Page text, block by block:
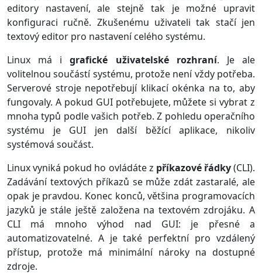
editory nastavení, ale stejně tak je možné upravit
konfiguraci ručně. Zkušenému uživateli tak stačí jen
textový editor pro nastavení celého systému.
Linux má igrafické uživatelské rozhraní. Je ale
volitelnou součástí systému, protože není vždy potřeba.
Serverové stroje nepotřebují klikací okénka na to, aby
fungovaly. A pokud GUI potřebujete, můžete si vybrat z
mnoha typů podle vašich potřeb. Z pohledu operačního
systému je GUI jen další běžící aplikace, nikoliv
systémová součást.
Linux vyniká pokud ho ovládáte z příkazové řádky(CLI).
Zadávání textových příkazů se může zdát zastaralé, ale
opak je pravdou. Konec konců, většina programovacích
jazyků je stále ještě založena na textovém zdrojáku. A
CLI má mnoho výhod nad GUI: je přesné a
automatizovatelné. A je také perfektní pro vzdálený
přístup, protože má minimální nároky na dostupné
zdroje.